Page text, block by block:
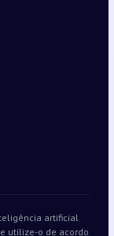
artificial
utilize-o de acordo